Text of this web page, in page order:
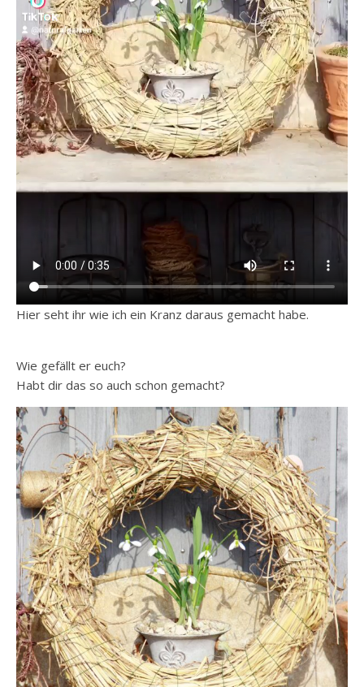
Hier seht ihr wie ich ein Kranz daraus gemacht habe.
Wie gefällt er euch?
Habt dir das so auch schon gemacht?